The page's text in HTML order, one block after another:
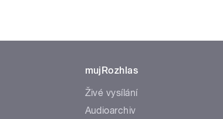
mujRozhlas
Živé vysílání
Audioarchiv